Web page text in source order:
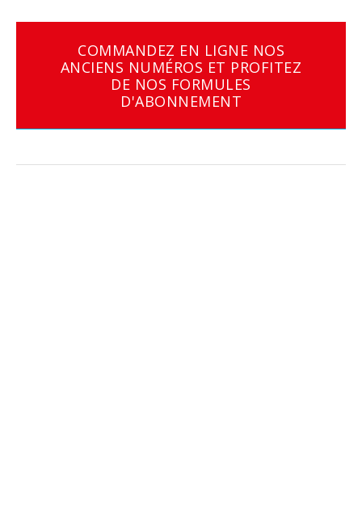
COMMANDEZ EN LIGNE NOS
ANCIENS NUMÉROS ET PROFITEZ
DE NOS FORMULES
D'ABONNEMENT